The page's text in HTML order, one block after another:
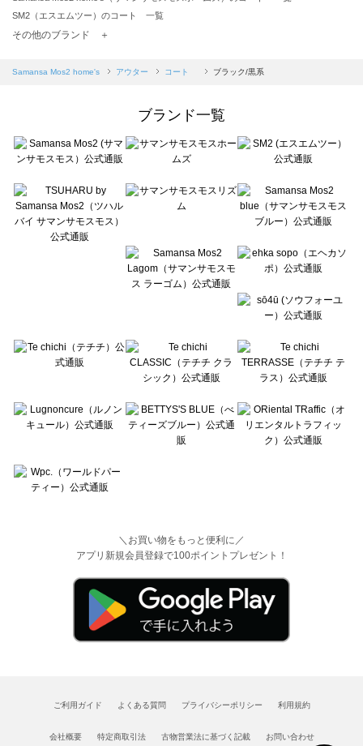
SM2（エスエムツー）のコート 一覧
TSUHARU by Samansa Mos2（ツハルバイサマンサモスモス）のコート 一覧
Samansa Mos2 blue（サマンサモスモス ブルー）のコート 一覧
sō4ū（ソウフォーユー）のコート 一覧
Te chichi（テチチ）のコート 一覧
Te chichi CLASSIC（テチチ クラシック）のコート 一覧
Lugnoncure（ルノンキュール）のコート 一覧
BETTY'S BLUE（べティーズブルー）のコート 一覧
Wpc.（ワールドパーティー）のコート 一覧
その他のブランド ＋
Samansa Mos2 home's アウター コート ブラック/黒系
ブランド一覧
＼お買い物をもっと便利に／
アプリ新規会員登録で100ポイントプレゼント！
ご利用ガイド よくある質問 プライバシーポリシー 利用規約
会社概要 特定商取引法 古物営業法に基づく記載 お問い合わせ